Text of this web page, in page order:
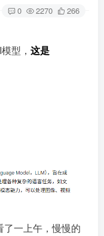
0 2270 266
型， 这是
一上午，慢慢的